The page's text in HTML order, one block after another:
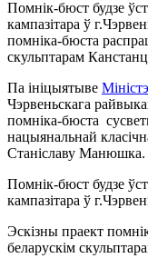
Помнік-бюст будзе
кампазітара ў
помніка-бюста
скульптарам
Па ініцыятыве
Чэрвеньскага
помніка-бюста
нацыянальнай
Станіславу Манюшка.
Помнік-бюст будзе
кампазітара ў
Эскізны праект
беларускім